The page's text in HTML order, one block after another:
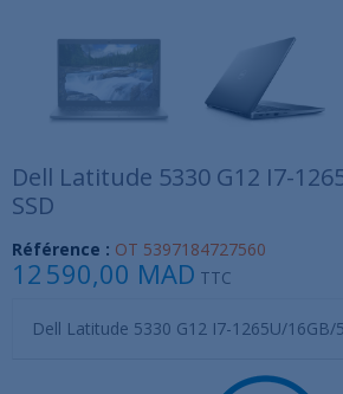
Dell Latitude 5330 G12 I7-
SSD
Référence : OT 5397184727560
12 590,00 MAD TTC
Dell Latitude 5330 G12 I7-1265U/16GB/